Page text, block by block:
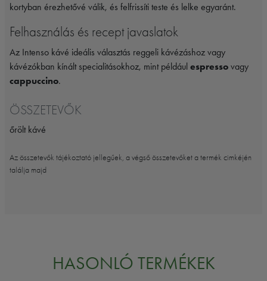
kortyban érezhetővé válik, és felfrissíti teste és lelke egyaránt.
Felhasználás és recept javaslatok
Az Intenso kávé ideális választás reggeli kávézáshoz vagy
kávézókban kínált specialitásokhoz, mint például espresso vagy
cappuccino.
ÖSSZETEVŐK
őrölt kávé
Az összetevők tájékoztató jellegűek, a végső összetevőket a termék cimkéjén
találja majd
HASONLÓ TERMÉKEK